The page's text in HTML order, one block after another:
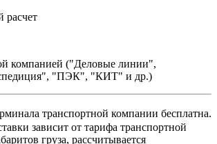
расчет
компанией ("Деловые линии",
"ПЭК", "КИТ" и др.)
транспортной компании бесплатна.
зависит от тарифа транспортной
груза, рассчитывается